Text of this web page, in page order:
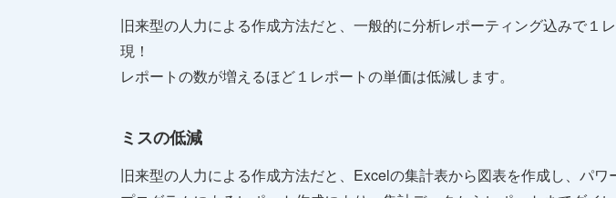
旧来型の人力による作成方法だと、一般的に分析レポーティング込みで
現！
レポートの数が増えるほど１レポートの単価は低減します。
ミスの低減
旧来型の人力による作成方法だと、Excelの集計表から図表を作成し、パ